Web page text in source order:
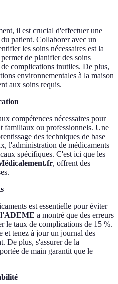
il est crucial d'effectuer une
patient. Collaborer avec un
les soins nécessaires est la
de planifier des soins
complications inutiles. De plus,
environnementales à la maison
aux soins requis.
compétences nécessaires pour
familiaux ou professionnels. Une
des techniques de base
l'administration de médicaments
spécifiques. C'est ici que les
, offrent des
est essentielle pour éviter
l'ADEME a montré que des erreurs
le taux de complications de 15 %.
et tenez à jour un journal des
De plus, s'assurer de la
de main garantit que le